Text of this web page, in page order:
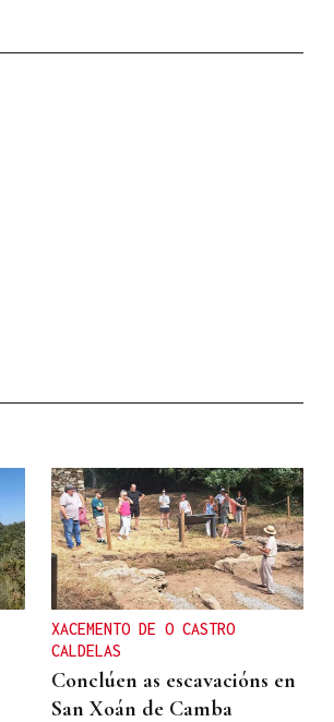
XACEMENTO DE O CASTRO
CALDELAS
Conclúen as escavacións en
San Xoán de Camba